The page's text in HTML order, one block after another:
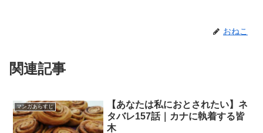
おねこ
関連記事
マンガあらすじ
【あなたは私におとされたい】ネ
タバレ157話｜カナに執着する皆
木